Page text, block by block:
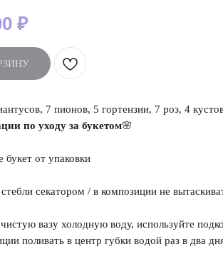
₽
7 пионов, 5 гортензии, 7 роз, 4
по уходу за букетом🌸
от упаковки
секатором / в композиции не
вазу холодную воду, используйте
поливать в центр губки водой раз в два